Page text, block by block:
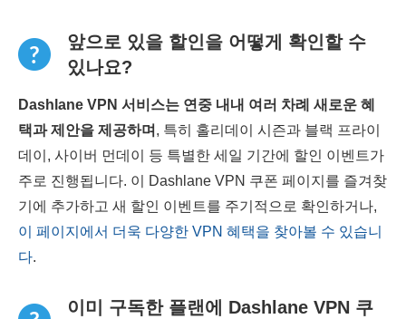
앞으로 있을 할인을 어떻게 확인할 수
있나요?
Dashlane VPN 서비스는 연중 내내 여러 차례 새로운 혜
택과 제안을 제공하며 , 특히 홀리데이 시즌과 블랙 프라이
데이, 사이버 먼데이 등 특별한 세일 기간에 할인 이벤트가
주로 진행됩니다. 이 Dashlane VPN 쿠폰 페이지를 즐겨찾
기에 추가하고 새 할인 이벤트를 주기적으로 확인하거나,
이 페이지에서 더욱 다양한 VPN 혜택을 찾아볼 수 있습니
다.
이미 구독한 플랜에 Dashlane VPN 쿠